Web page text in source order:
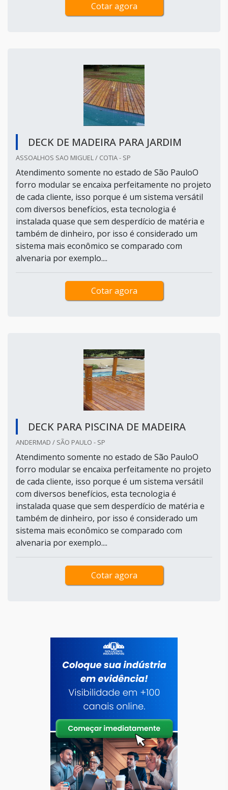
Cotar agora
DECK DE MADEIRA PARA JARDIM
ASSOALHOS SAO MIGUEL / COTIA - SP
Atendimento somente no estado de São PauloO
forro modular se encaixa perfeitamente no projeto
de cada cliente, isso porque é um sistema versátil
com diversos benefícios, esta tecnologia é
instalada quase que sem desperdício de matéria e
também de dinheiro, por isso é considerado um
sistema mais econômico se comparado com
alvenaria por exemplo....
Cotar agora
DECK PARA PISCINA DE MADEIRA
ANDERMAD / SÃO PAULO - SP
Atendimento somente no estado de São PauloO
forro modular se encaixa perfeitamente no projeto
de cada cliente, isso porque é um sistema versátil
com diversos benefícios, esta tecnologia é
instalada quase que sem desperdício de matéria e
também de dinheiro, por isso é considerado um
sistema mais econômico se comparado com
alvenaria por exemplo....
Cotar agora